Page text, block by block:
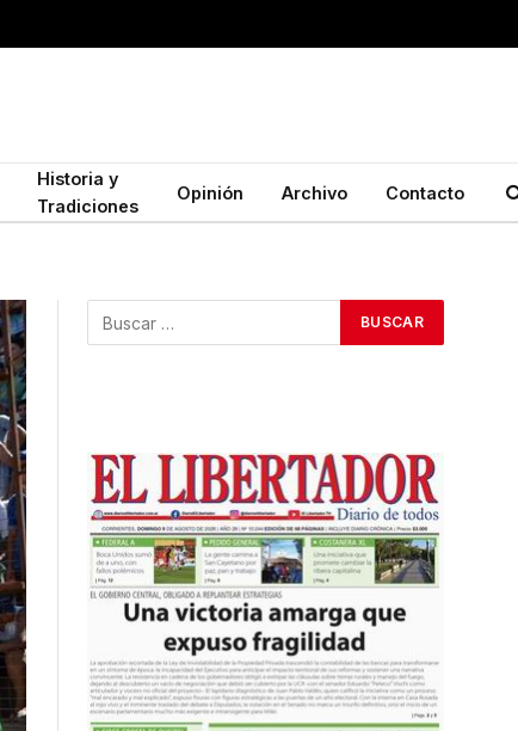
Historia y
Tradiciones
Opinión Archivo Contacto